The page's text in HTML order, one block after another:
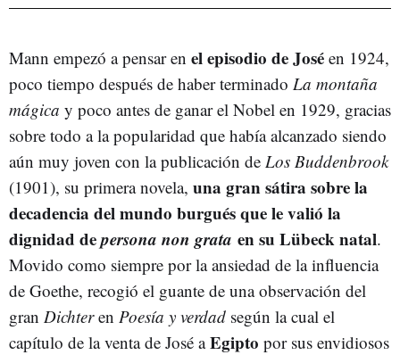
Mann empezó a pensar en el episodio de José en 1924,
poco tiempo después de haber terminado La montaña
mágica y poco antes de ganar el Nobel en 1929, gracias
sobre todo a la popularidad que había alcanzado siendo
aún muy joven con la publicación de Los Buddenbrook
(1901), su primera novela, una gran sátira sobre la
decadencia del mundo burgués que le valió la
dignidad depersona non grata en su Lübeck natal.
Movido como siempre por la ansiedad de la influencia
de Goethe, recogió el guante de una observación del
gran Dichteren Poesía y verdad según la cual el
capítulo de la venta de José aEgipto por sus envidiosos